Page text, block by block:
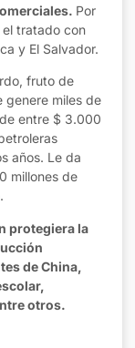
Por
el tratado con
y El Salvador.
fruto de
genere miles de
entre $ 3.000
años. Le da
millones de
protegiera la
de China,
otros.